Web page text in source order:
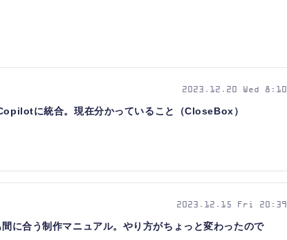
に統合。現在分かっていること（CloseBox）
2023.12.20 Wed 8:10
に合う制作マニュアル。やり方がちょっと変わったので
2023.12.15 Fri 20:39